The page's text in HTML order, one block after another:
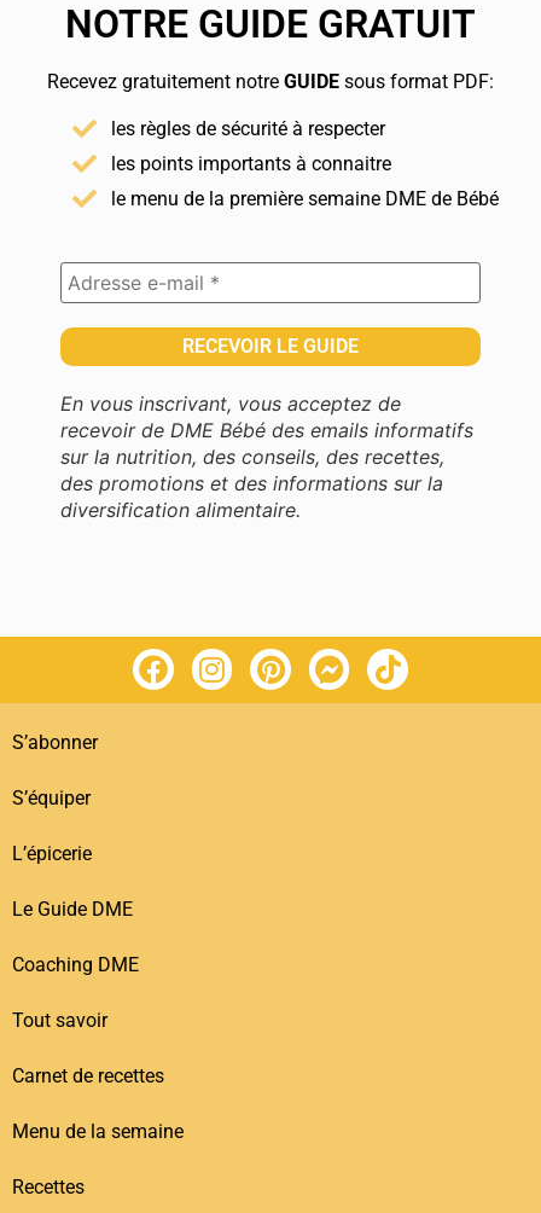
NOTRE GUIDE GRATUIT
Recevez gratuitement notre GUIDE sous format PDF:
les règles de sécurité à respecter
les points importants à connaitre
le menu de la première semaine DME de Bébé
En vous inscrivant, vous acceptez de
recevoir de DME Bébé des emails informatifs
sur la nutrition, des conseils, des recettes,
des promotions et des informations sur la
diversification alimentaire.
S’abonner
S’équiper
L’épicerie
Le Guide DME
Coaching DME
Tout savoir
Carnet de recettes
Menu de la semaine
Recettes